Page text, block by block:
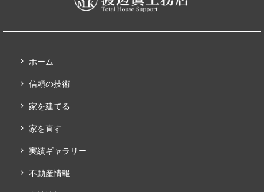
ホーム
信頼の技術
家を建てる
家を直す
実績ギャラリー
不動産情報